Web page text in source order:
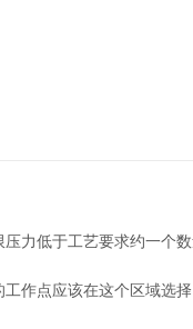
力低于工艺要求约一个数
作点应该在这个区域选